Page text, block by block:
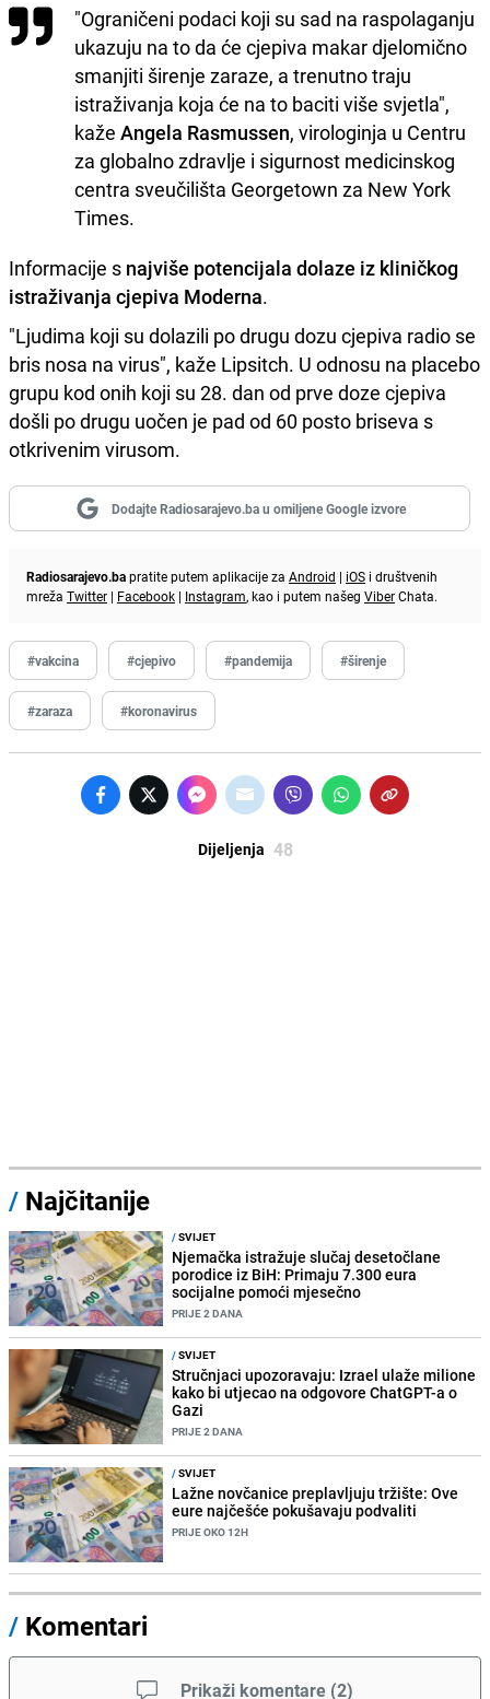
"Ograničeni podaci koji su sad na raspolaganju
ukazuju na to da će cjepiva makar djelomično
smanjiti širenje zaraze, a trenutno traju
istraživanja koja će na to baciti više svjetla",
kaže Angela Rasmussen, virologinja u Centru
za globalno zdravlje i sigurnost medicinskog
centra sveučilišta Georgetown za New York
Times.
Informacije s najviše potencijala dolaze iz kliničkog
istraživanja cjepiva Moderna.
"Ljudima koji su dolazili po drugu dozu cjepiva radio se
bris nosa na virus", kaže Lipsitch. U odnosu na placebo
grupu kod onih koji su 28. dan od prve doze cjepiva
došli po drugu uočen je pad od 60 posto briseva s
otkrivenim virusom.
Dodajte Radiosarajevo.ba u omiljene Google izvore
Radiosarajevo.bapratite putem aplikacije za Android | iOS i društvenih
mreža Twitter | Facebook | Instagram, kao i putem našeg ViberChata.
#vakcina #cjepivo #pandemija #širenje
#zaraza #koronavirus
Dijeljenja 48
/ Najčitanije
/SVIJET
Njemačka istražuje slučaj desetočlane
porodice iz BiH: Primaju 7.300 eura
socijalne pomoći mjesečno
PRIJE 2 DANA
/SVIJET
Stručnjaci upozoravaju: Izrael ulaže milione
kako bi utjecao na odgovore ChatGPT-a o
Gazi
PRIJE 2 DANA
/SVIJET
Lažne novčanice preplavljuju tržište: Ove
eure najčešće pokušavaju podvaliti
PRIJE OKO 12H
/ Komentari
Prikaži komentare (2)